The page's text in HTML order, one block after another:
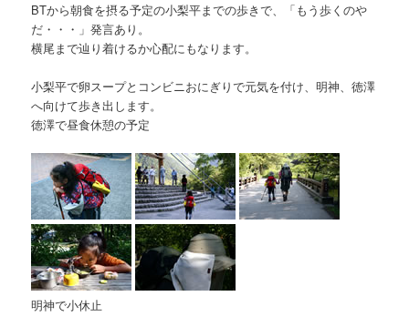
BTから朝食を摂る予定の小梨平までの歩きで、「もう歩くのや
だ・・・」発言あり。
横尾まで辿り着けるか心配にもなります。
小梨平で卵スープとコンビニおにぎりで元気を付け、明神、徳澤
へ向けて歩き出します。
徳澤で昼食休憩の予定
明神で小休止